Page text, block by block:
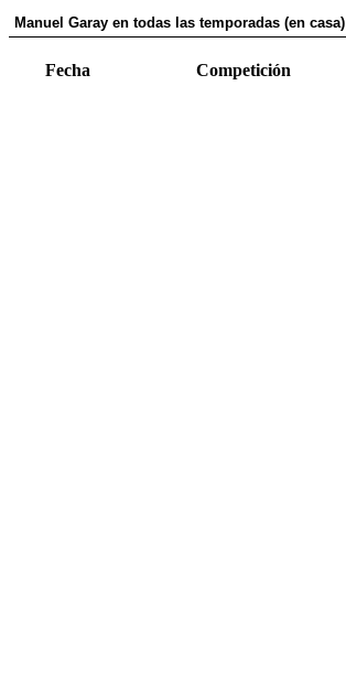
Manuel Garay en todas las temporadas (en casa)
Fecha Competición